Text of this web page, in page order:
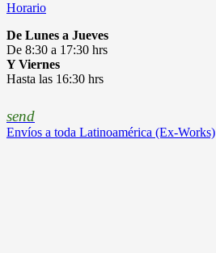
Horario
De Lunes a Jueves
De 8:30 a 17:30 hrs
Y Viernes
Hasta las 16:30 hrs
send
Envíos a toda Latinoamérica (Ex-Works)